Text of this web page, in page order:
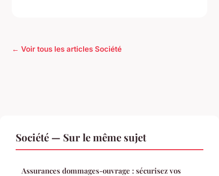
← Voir tous les articles Société
Société — Sur le même sujet
Assurances dommages-ouvrage : sécurisez vos